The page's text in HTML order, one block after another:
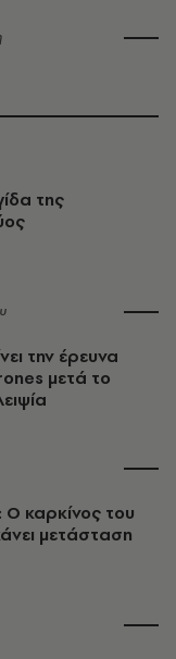
της
την έρευνα
μετά το
καρκίνος του
μετάσταση